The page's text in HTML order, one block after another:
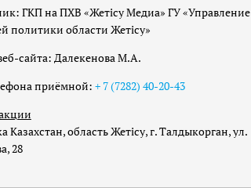
ГКП на ПХВ «Жетісу Медиа» ГУ «Управление
политики области Жетісу»
сайта: Далекенова М.А.
приёмной: + 7 (7282) 40-20-43
Казахстан, область Жетісу, г. Талдыкорган, ул.
28